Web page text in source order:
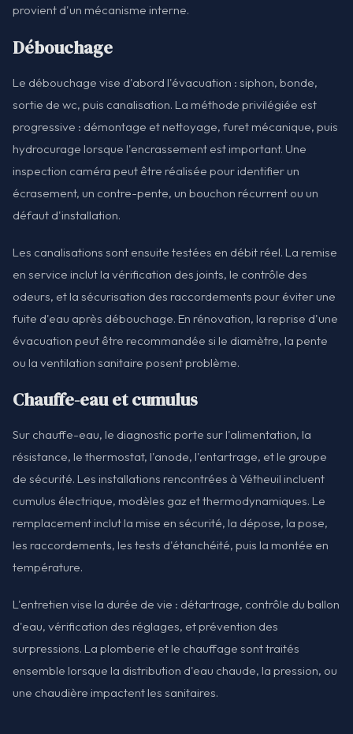
provient d'un mécanisme interne.
Débouchage
Le débouchage vise d'abord l'évacuation : siphon, bonde,
sortie de wc, puis canalisation. La méthode privilégiée est
progressive : démontage et nettoyage, furet mécanique, puis
hydrocurage lorsque l'encrassement est important. Une
inspection caméra peut être réalisée pour identifier un
écrasement, un contre-pente, un bouchon récurrent ou un
défaut d'installation.
Les canalisations sont ensuite testées en débit réel. La remise
en service inclut la vérification des joints, le contrôle des
odeurs, et la sécurisation des raccordements pour éviter une
fuite d'eau après débouchage. En rénovation, la reprise d'une
évacuation peut être recommandée si le diamètre, la pente
ou la ventilation sanitaire posent problème.
Chauffe-eau et cumulus
Sur chauffe-eau, le diagnostic porte sur l'alimentation, la
résistance, le thermostat, l'anode, l'entartrage, et le groupe
de sécurité. Les installations rencontrées à Vétheuil incluent
cumulus électrique, modèles gaz et thermodynamiques. Le
remplacement inclut la mise en sécurité, la dépose, la pose,
les raccordements, les tests d'étanchéité, puis la montée en
température.
L'entretien vise la durée de vie : détartrage, contrôle du ballon
d'eau, vérification des réglages, et prévention des
surpressions. La plomberie et le chauffage sont traités
ensemble lorsque la distribution d'eau chaude, la pression, ou
une chaudière impactent les sanitaires.